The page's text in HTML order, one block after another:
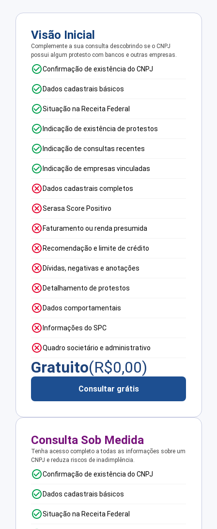
Visão Inicial
Complemente a sua consulta descobrindo se o CNPJ
possui algum protesto com bancos e outras empresas.
Confirmação de existência do CNPJ
Dados cadastrais básicos
Situação na Receita Federal
Indicação de existência de protestos
Indicação de consultas recentes
Indicação de empresas vinculadas
Dados cadastrais completos
Serasa Score Positivo
Faturamento ou renda presumida
Recomendação e limite de crédito
Dívidas, negativas e anotações
Detalhamento de protestos
Dados comportamentais
Informações do SPC
Quadro societário e administrativo
Gratuito(R$0,00)
Consultar grátis
Consulta Sob Medida
Tenha acesso completo a todas as informações sobre um
CNPJ e reduza riscos de inadimplência.
Confirmação de existência do CNPJ
Dados cadastrais básicos
Situação na Receita Federal